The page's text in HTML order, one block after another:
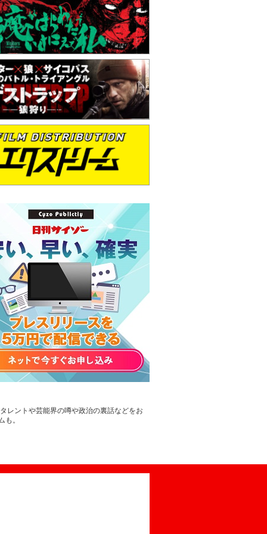
レントや芸能界の噂や政治の裏話などをお
。